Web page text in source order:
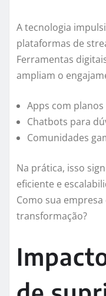
A tecnologia
plataformas de
Ferramentas
ampliam o
Apps com
Chatbots para
Comunidades
Na prática, isso
eficiente e
Como sua
transformação?